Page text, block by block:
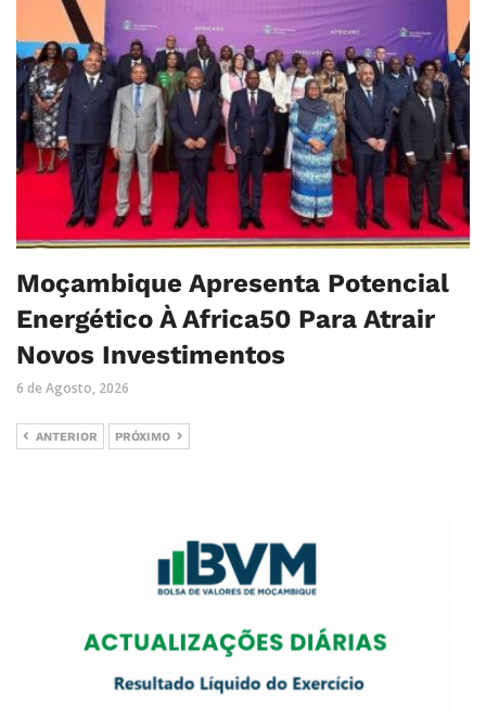
Moçambique Apresenta Potencial
Energético À Africa50 Para Atrair
Novos Investimentos
6 de Agosto, 2026
ANTERIOR PRÓXIMO